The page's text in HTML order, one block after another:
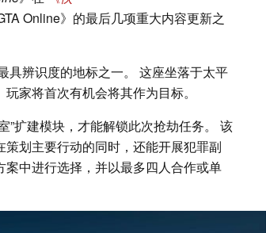
Online》的最后几项重大内容更新之
具辨识度的地标之一。 这座坐落于太平
家将首次有机会将其作为目标。
”扩建模块，才能解锁此次抢劫任务。 该
划主要行动的同时，还能开展犯罪副
中进行选择，并以最多四人合作或单